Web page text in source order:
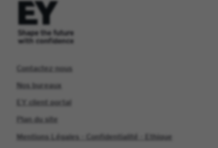
Contactez-nous
Nos bureaux
EY client portal
Plan du site
Mentions Légales - Confidentialité - Ethique